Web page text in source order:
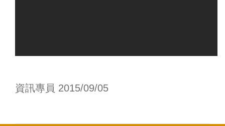
資訊專員 2015/09/05